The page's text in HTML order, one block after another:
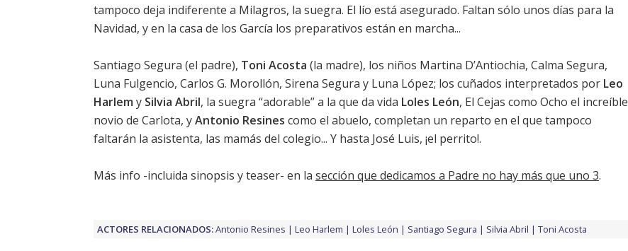
tampoco deja indiferente a Milagros, la suegra. El lío está asegurado. Faltan sólo unos días para la
Navidad, y en la casa de los García los preparativos están en marcha...
Santiago Segura (el padre), Toni Acosta (la madre), los niños Martina D’Antiochia, Calma Segura,
Luna Fulgencio, Carlos G. Morollón, Sirena Segura y Luna López; los cuñados interpretados por Leo
Harlem y Silvia Abril, la suegra “adorable” a la que da vida Loles León, El Cejas como Ocho el increíble
novio de Carlota, yAntonio Resines como el abuelo, completan un reparto en el que tampoco
faltarán la asistenta, las mamás del colegio... Y hasta José Luis, ¡el perrito!.
Más info -incluida sinopsis y teaser- en la sección que dedicamos a Padre no hay más que uno 3.
ACTORES RELACIONADOS:Antonio Resines Leo Harlem Loles León Santiago Segura Silvia Abril Toni Acosta